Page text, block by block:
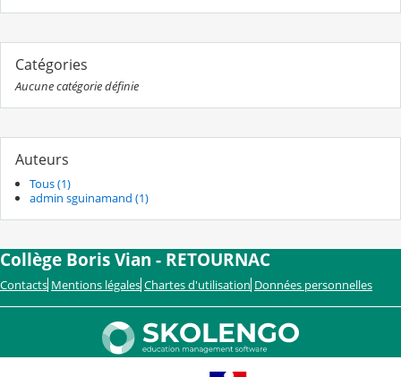
Catégories
Aucune catégorie définie
Auteurs
Tous (1)
admin sguinamand (1)
Collège Boris Vian - RETOURNAC
Contacts Mentions légales Chartes d'utilisation Données personnelles